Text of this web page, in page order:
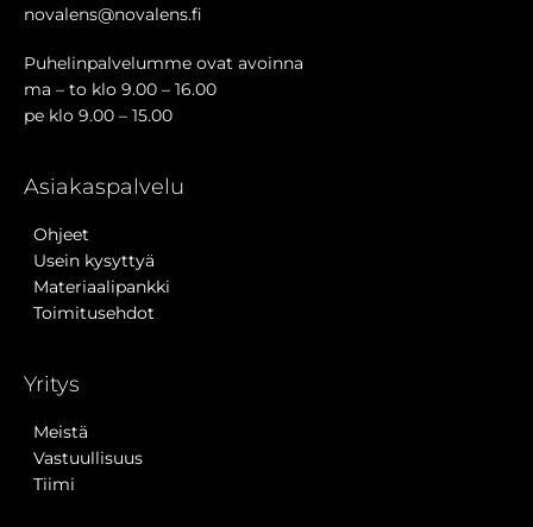
novalens@novalens.fi
Puhelinpalvelumme ovat avoinna
ma – to klo 9.00 – 16.00
pe klo 9.00 – 15.00
Asiakaspalvelu
Ohjeet
Usein kysyttyä
Materiaalipankki
Toimitusehdot
Yritys
Meistä
Vastuullisuus
Tiimi